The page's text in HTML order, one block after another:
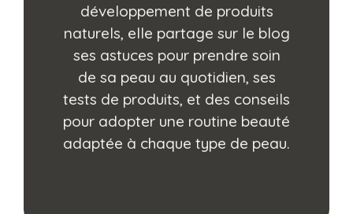
développement de produits
naturels, elle partage sur le blog
ses astuces pour prendre soin
de sa peau au quotidien, ses
tests de produits, et des conseils
pour adopter une routine beauté
adaptée à chaque type de peau.